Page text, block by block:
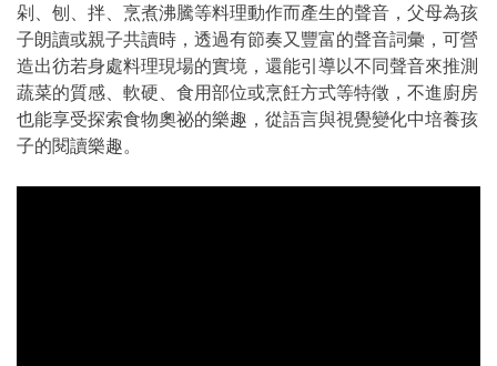
剁、刨、拌、烹煮沸騰等料理動作而產生的聲音，父母為孩
子朗讀或親子共讀時，透過有節奏又豐富的聲音詞彙，可營
造出彷若身處料理現場的實境，還能引導以不同聲音來推測
蔬菜的質感、軟硬、食用部位或烹飪方式等特徵，不進廚房
也能享受探索食物奧祕的樂趣，從語言與視覺變化中培養孩
子的閱讀樂趣。